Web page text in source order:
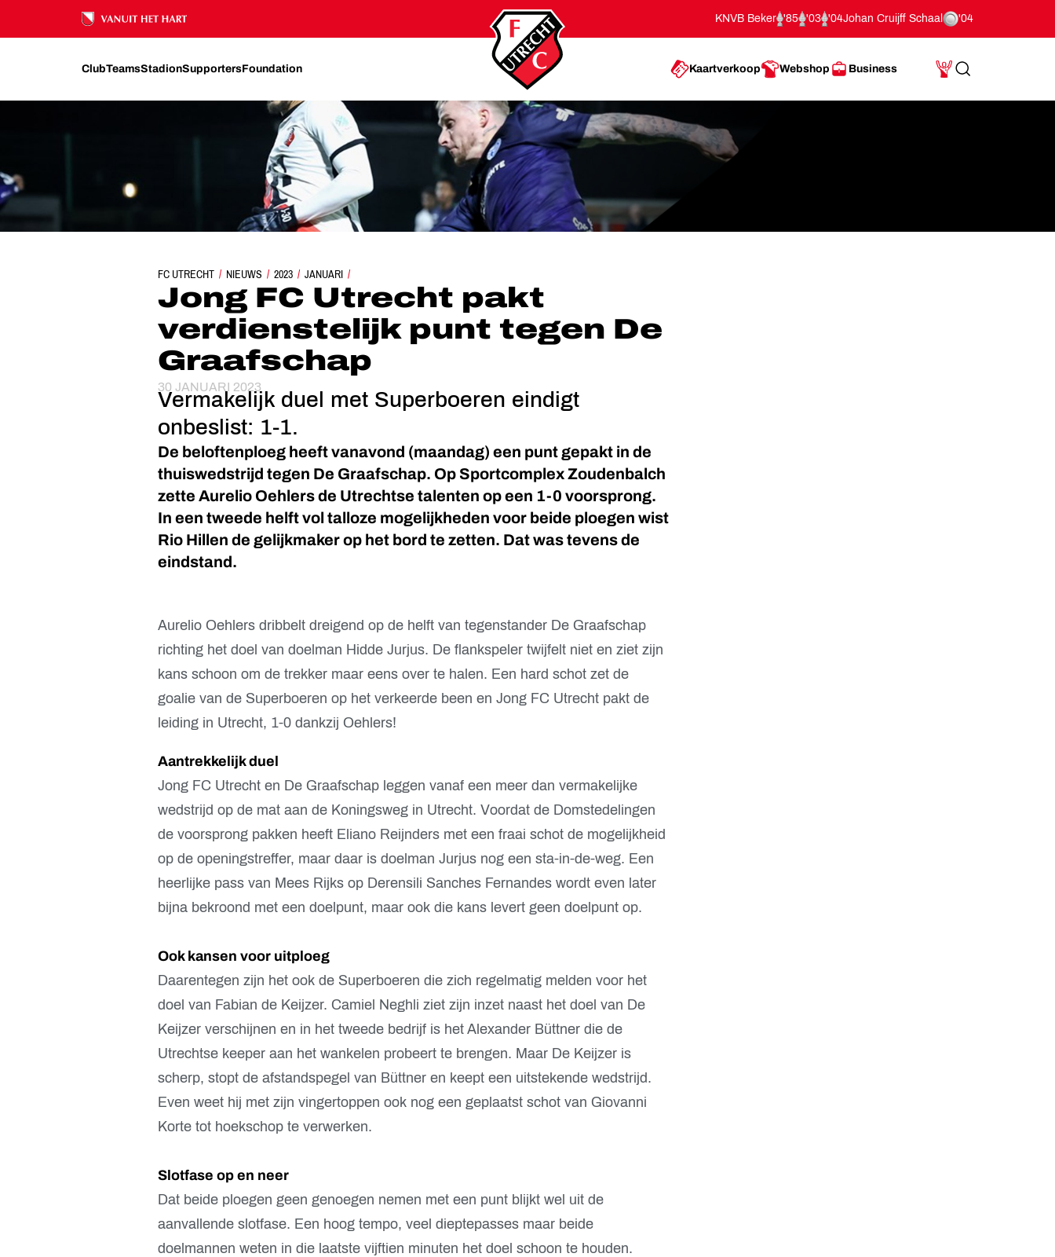
Ons nalatenschap
KNVB Beker '85 '03 '04Johan Cruijff Schaal '04
ClubTeamsStadionSupportersFoundation Kaartverkoop Webshop Business
Mijn Account
Search
FC UTRECHT NIEUWS 2023 JANUARI
JONG FC UTRECHT PAKT VERDIENSTELIJK PUNT TEGEN DE GRAAFSCHAP
Jong FC Utrecht pakt
verdienstelijk punt tegen De
Graafschap
30 JANUARI 2023
Vermakelijk duel met Superboeren eindigt
onbeslist: 1-1.
De beloftenploeg heeft vanavond (maandag) een punt gepakt in de
thuiswedstrijd tegen De Graafschap. Op Sportcomplex Zoudenbalch
zette Aurelio Oehlers de Utrechtse talenten op een 1-0 voorsprong.
In een tweede helft vol talloze mogelijkheden voor beide ploegen wist
Rio Hillen de gelijkmaker op het bord te zetten. Dat was tevens de
eindstand.
Aurelio Oehlers dribbelt dreigend op de helft van tegenstander De Graafschap
richting het doel van doelman Hidde Jurjus. De flankspeler twijfelt niet en ziet zijn
kans schoon om de trekker maar eens over te halen. Een hard schot zet de
goalie van de Superboeren op het verkeerde been en Jong FC Utrecht pakt de
leiding in Utrecht, 1-0 dankzij Oehlers!
Aantrekkelijk duel
Jong FC Utrecht en De Graafschap leggen vanaf een meer dan vermakelijke
wedstrijd op de mat aan de Koningsweg in Utrecht. Voordat de Domstedelingen
de voorsprong pakken heeft Eliano Reijnders met een fraai schot de mogelijkheid
op de openingstreffer, maar daar is doelman Jurjus nog een sta-in-de-weg. Een
heerlijke pass van Mees Rijks op Derensili Sanches Fernandes wordt even later
bijna bekroond met een doelpunt, maar ook die kans levert geen doelpunt op.
Ook kansen voor uitploeg
Daarentegen zijn het ook de Superboeren die zich regelmatig melden voor het
doel van Fabian de Keijzer. Camiel Neghli ziet zijn inzet naast het doel van De
Keijzer verschijnen en in het tweede bedrijf is het Alexander Büttner die de
Utrechtse keeper aan het wankelen probeert te brengen. Maar De Keijzer is
scherp, stopt de afstandspegel van Büttner en keept een uitstekende wedstrijd.
Even weet hij met zijn vingertoppen ook nog een geplaatst schot van Giovanni
Korte tot hoekschop te verwerken.
Slotfase op en neer
Dat beide ploegen geen genoegen nemen met een punt blijkt wel uit de
aanvallende slotfase. Een hoog tempo, veel dieptepasses maar beide
doelmannen weten in die laatste vijftien minuten het doel schoon te houden.